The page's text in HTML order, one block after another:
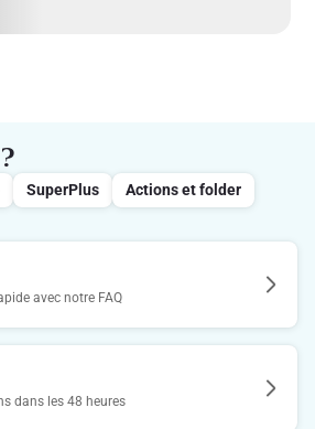
SuperPlus
Actions et folder
avec notre FAQ
dans les 48 heures